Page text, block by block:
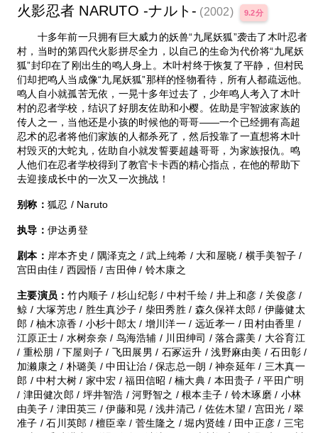
火影忍者 NARUTO -ナルト- (2002) 9.2分
十多年前一只拥有巨大威力的妖兽“九尾妖狐”袭击了木叶忍者
村，当时的第四代火影拼尽全力，以自己的生命为代价将“九尾妖
狐”封印在了刚出生的鸣人身上。木叶村终于恢复了平静，但村民
们却把鸣人当成像“九尾妖狐”那样的怪物看待，所有人都疏远他。
鸣人自小就孤苦无依，一晃十多年过去了，少年鸣人考入了木叶
村的忍者学校，结识了好朋友佐助和小樱。佐助是宇智波家族的
传人之一，当他还是小孩的时候他的哥哥——一个已经拥有高超
忍术的忍者将他们家族的人都杀死了，然后投靠了一直想将木叶
村毁灭的大蛇丸，佐助自小就发誓要超越哥哥，为家族报仇。鸣
人他们在忍者学校得到了教官卡卡西的精心指点，在他的帮助下
去迎接成长中的一次又一次挑战！
别称： 狐忍 / Naruto
执导： 伊达勇登
剧本： 岸本齐史 / 隅泽克之 / 武上纯希 / 大和屋晓 / 横手美智子 /
宫田由佳 / 西园悟 / 吉田伸 / 铃木康之
主要演员：竹内顺子 / 杉山纪彰 / 中村千绘 / 井上和彦 / 关俊彦 /
鲸 / 大塚芳忠 / 胜生真沙子 / 柴田秀胜 / 森久保祥太郎 / 伊藤健太
郎 / 柚木凉香 / 小杉十郎太 / 增川洋一 / 远近孝一 / 田村由香里 /
江原正士 / 水树奈奈 / 鸟海浩辅 / 川田绅司 / 落合露美 / 大谷育江
/ 重松朋 / 下屋则子 / 飞田展男 / 石冢运升 / 浅野麻由美 / 石田彰 /
加濑康之 / 朴璐美 / 中田让治 / 保志总一朗 / 神奈延年 / 三木真一
郎 / 中村大树 / 家中宏 / 福田信昭 / 楠大典 / 本田贵子 / 平田广明
/ 津田健次郎 / 坪井智浩 / 河野智之 / 根本圭子 / 铃木琢磨 / 小林
由美子 / 津田英三 / 伊藤和晃 / 浅井清己 / 佐佐木望 / 宫田光 / 翠
准子 / 石川英郎 / 檀臣幸 / 菅生隆之 / 堀内贤雄 / 田中正彦 / 三宅